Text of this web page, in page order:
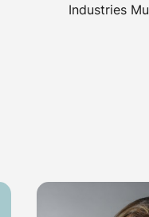
Industries